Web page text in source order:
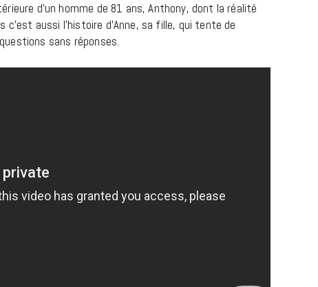
d’un homme de 81 ans, Anthony, dont la réalité
c’est aussi l’histoire d’Anne, sa fille, qui tente de
sans réponses.